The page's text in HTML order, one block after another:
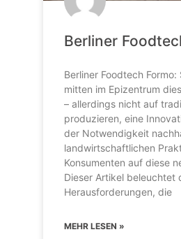
Berliner
Berliner Foodtech
mitten im Epizentrum
– allerdings nicht auf
produzieren, eine
der Notwendigkeit
landwirtschaftlichen
Konsumenten auf diese
Dieser Artikel beleuchtet
Herausforderungen, die
MEHR LESEN »